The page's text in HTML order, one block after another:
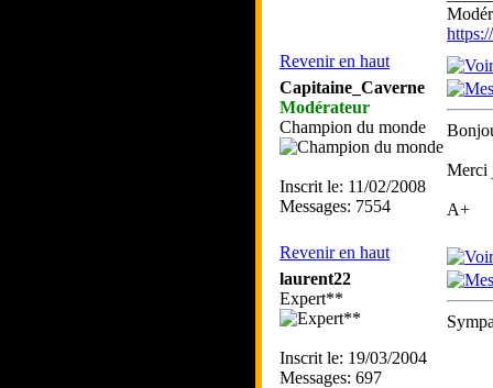
Revenir en haut
Capitaine_Caverne
Modérateur
Champion du monde
Inscrit le: 11/02/2008
Messages: 7554
Merci
A+
Revenir en haut
laurent22
Expert**
Inscrit le: 19/03/2004
Messages: 697